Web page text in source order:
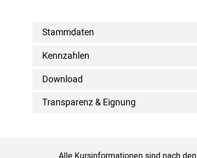
Stammdaten
Kennzahlen
Download
Transparenz & Eignung